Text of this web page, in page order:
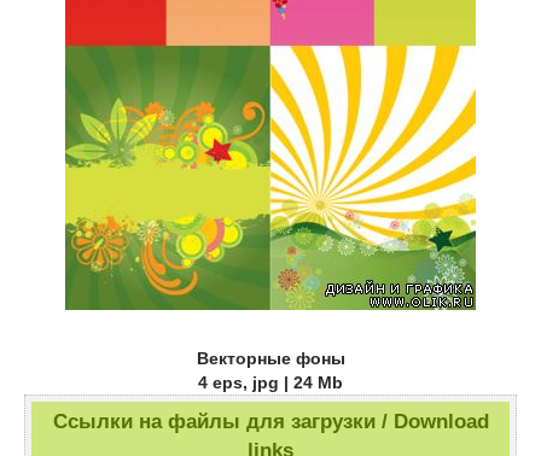
Векторные фоны
4 eps, jpg | 24 Mb
Ссылки на файлы для загрузки / Download
links